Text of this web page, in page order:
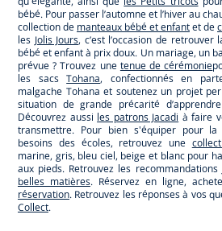
bébé. Pour passer l’automne et l’hiver au
collection de manteaux bébé et enfantet de
les Jolis Jours, c’est l’occasion de retrouver
bébé et enfant à prix doux. Un mariage, un
prévue ? Trouvez une tenue de cérémonie
les sacsTohana, confectionnés en
malgache Tohana et soutenez un projet
situation de grande précarité
Découvrez aussi les patrons Jacadi à faire
transmettre. Pour bien s'équiper pour la
besoins des écoles, retrouvez une
marine, gris, bleu ciel, beige et blanc pour
aux pieds. Retrouvez les recommandations
belles matières. Réservez en ligne,
réservation. Retrouvez les réponses à vos
Collect.